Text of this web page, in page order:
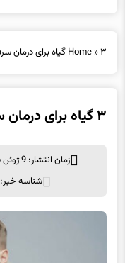
Home»۳ گیاه برای درمان سرفه‌های مداوم
۳ گیاه برای درمان سرفه‌های مداوم
زمان انتشار: 9 ژوئن 2026 ساعت 19:17
شناسه خبر: 777025